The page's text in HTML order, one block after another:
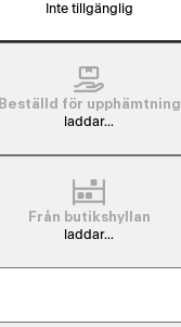
Inte tillgänglig
Beställd för upphämtning
laddar...
Från butikshyllan
laddar...